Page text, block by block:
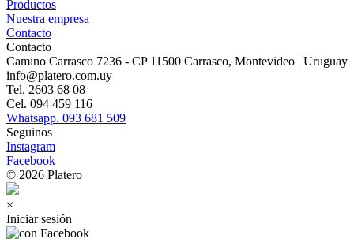
Productos
Nuestra empresa
Contacto
Contacto
Camino Carrasco 7236 - CP 11500 Carrasco, Montevideo | Uruguay
info@platero.com.uy
Tel. 2603 68 08
Cel. 094 459 116
Whatsapp. 093 681 509
Seguinos
Instagram
Facebook
© 2026 Platero
×
Iniciar sesión